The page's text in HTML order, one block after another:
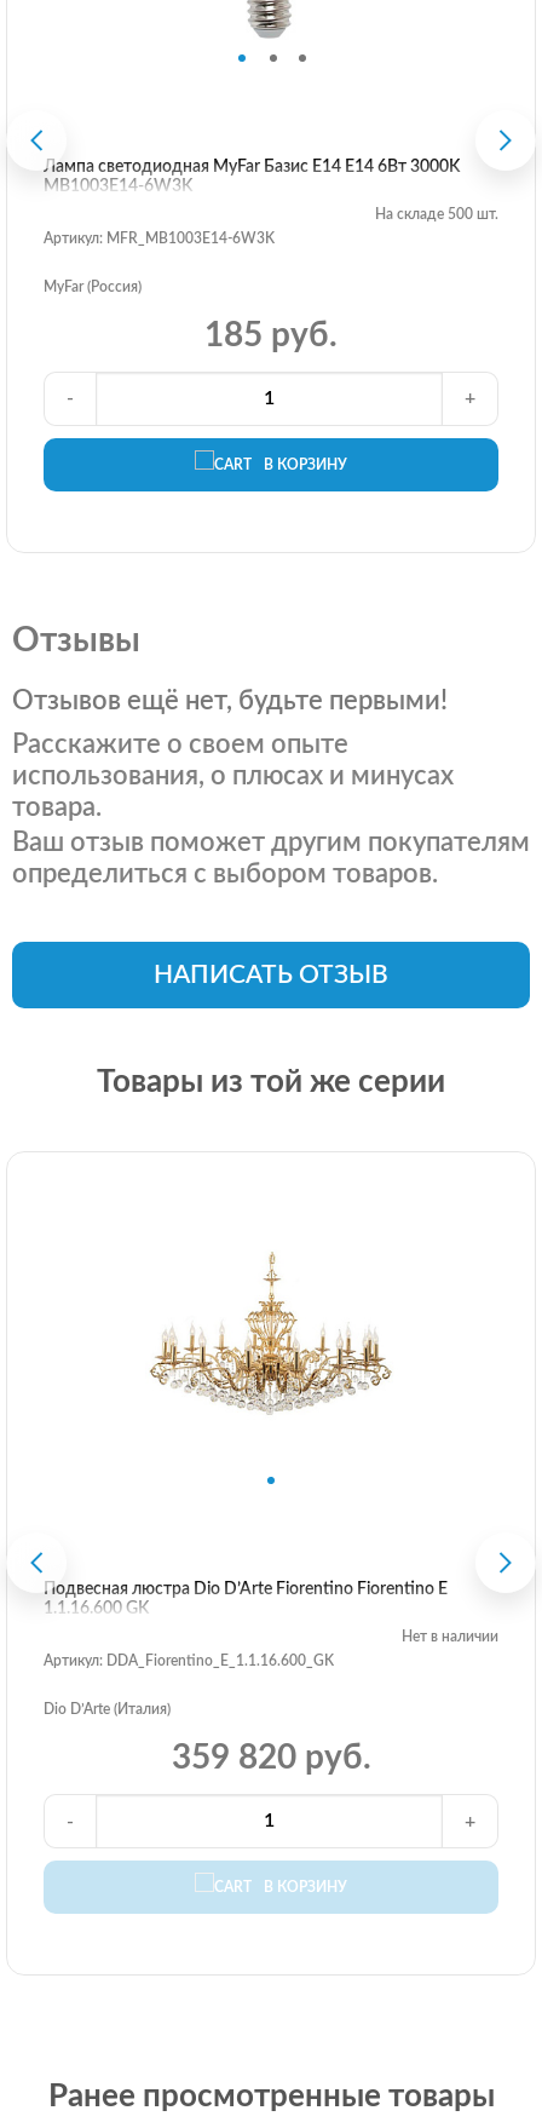
Лампа светодиодная MyFar Базис E14 E14 6Вт 3000K
MB1003E14-6W3K
На складе 500 шт.
Артикул: MFR_MB1003E14-6W3K
MyFar (Россия)
185 руб.
В КОРЗИНУ
- +
Отзывы
Отзывов ещё нет, будьте первыми!
Расскажите о своем опыте
использования, о плюсах и минусах
товара.
Ваш отзыв поможет другим покупателям
определиться с выбором товаров.
НАПИСАТЬ ОТЗЫВ
Товары из той же серии
Подвесная люстра Dio D’Arte Fiorentino Fiorentino E
1.1.16.600 GK
Нет в наличии
Артикул: DDA_Fiorentino_E_1.1.16.600_GK
Dio D’Arte (Италия)
359 820 руб.
В КОРЗИНУ
- +
Ранее просмотренные товары